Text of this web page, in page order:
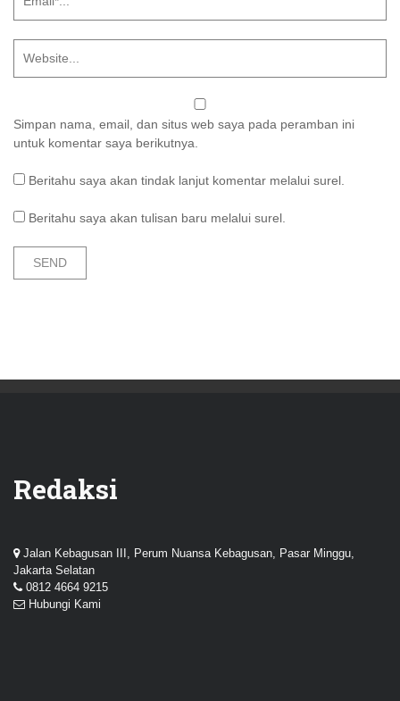
Simpan nama, email, dan situs web saya pada peramban ini
untuk komentar saya berikutnya.
Beritahu saya akan tindak lanjut komentar melalui surel.
Beritahu saya akan tulisan baru melalui surel.
Redaksi
Jalan Kebagusan III, Perum Nuansa Kebagusan, Pasar Minggu,
Jakarta Selatan
0812 4664 9215
Hubungi Kami